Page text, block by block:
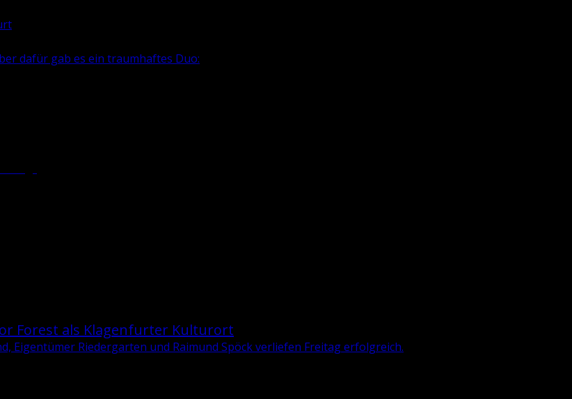
dafür gab es ein traumhaftes Duo:
Forest als Klagenfurter Kulturort
Eigentümer Riedergarten und Raimund Spöck verliefen Freitag erfolgreich.